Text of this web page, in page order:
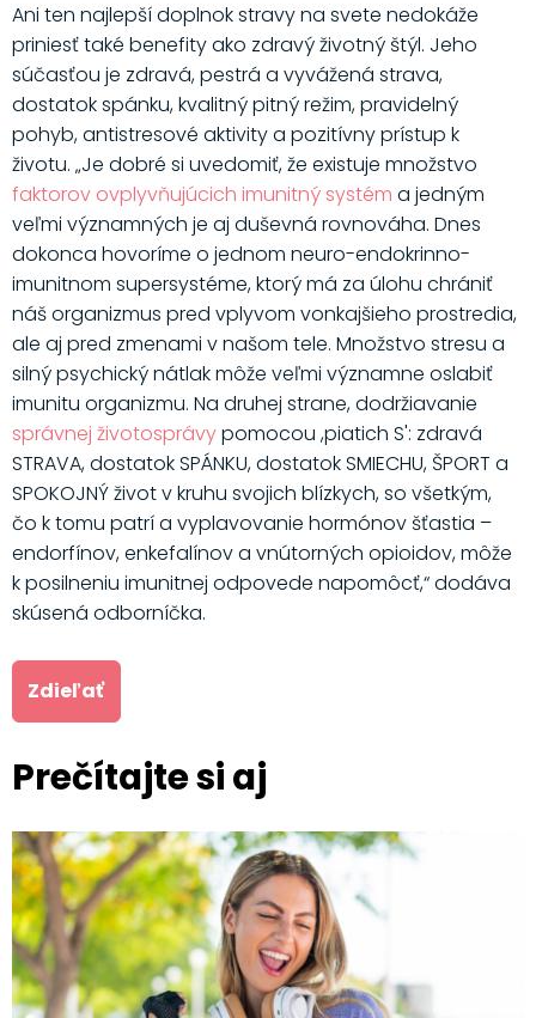
Ani ten najlepší doplnok stravy na svete nedokáže
priniesť také benefity ako zdravý životný štýl. Jeho
súčasťou je zdravá, pestrá a vyvážená strava,
dostatok spánku, kvalitný pitný režim, pravidelný
pohyb, antistresové aktivity a pozitívny prístup k
životu. „Je dobré si uvedomiť, že existuje množstvo
faktorov ovplyvňujúcich imunitný systém a jedným
veľmi významných je aj duševná rovnováha. Dnes
dokonca hovoríme o jednom neuro-endokrinno-
imunitnom supersystéme, ktorý má za úlohu chrániť
náš organizmus pred vplyvom vonkajšieho prostredia,
ale aj pred zmenami v našom tele. Množstvo stresu a
silný psychický nátlak môže veľmi významne oslabiť
imunitu organizmu. Na druhej strane, dodržiavanie
správnej životosprávypomocou ,piatich S': zdravá
STRAVA, dostatok SPÁNKU, dostatok SMIECHU, ŠPORT a
SPOKOJNÝ život v kruhu svojich blízkych, so všetkým,
čo k tomu patrí a vyplavovanie hormónov šťastia –
endorfínov, enkefalínov a vnútorných opioidov, môže
k posilneniu imunitnej odpovede napomôcť,“ dodáva
skúsená odborníčka.
Zdieľať
Prečítajte si aj